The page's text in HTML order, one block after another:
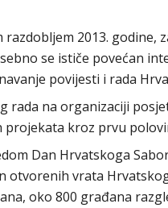
razdobljem 2013. godine,
se ističe povećan
povijesti i rada
rada na organizaciji
kroz prvu
Dan Hrvatskoga
otvorenih vrata
oko 800 građana